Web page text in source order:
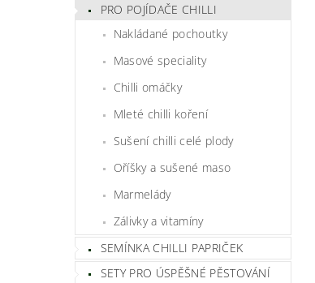
PRO POJÍDAČE CHILLI
Nakládané pochoutky
Masové speciality
Chilli omáčky
Mleté chilli koření
Sušení chilli celé plody
Oříšky a sušené maso
Marmelády
Zálivky a vitamíny
SEMÍNKA CHILLI PAPRIČEK
SETY PRO ÚSPĚŠNÉ PĚSTOVÁNÍ